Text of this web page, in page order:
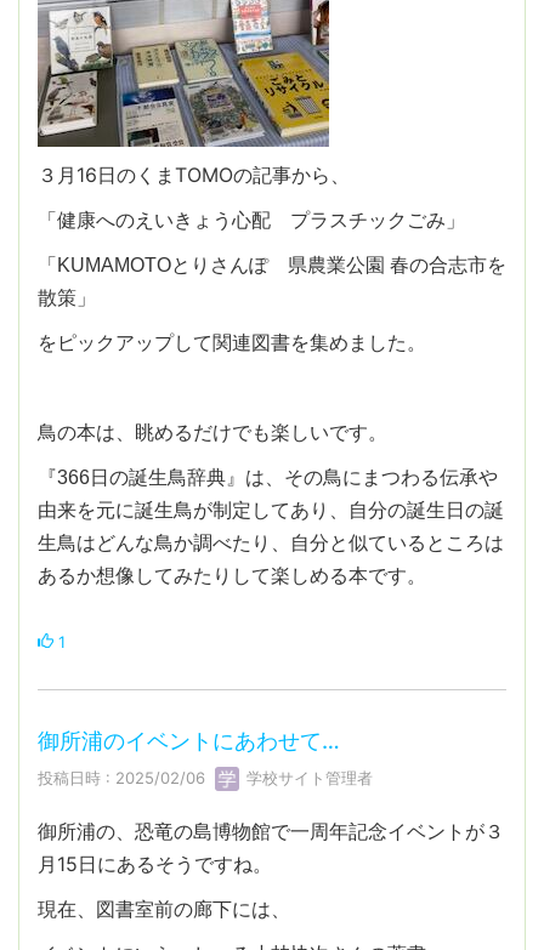
３月16日のくまTOMOの記事から、
「健康へのえいきょう心配 プラスチックごみ」
「KUMAMOTOとりさんぽ 県農業公園 春の合志市を
散策」
をピックアップして関連図書を集めました。
鳥の本は、眺めるだけでも楽しいです。
『366日の誕生鳥辞典』は、その鳥にまつわる伝承や
由来を元に誕生鳥が制定してあり、自分の誕生日の誕
生鳥はどんな鳥か調べたり、自分と似ているところは
あるか想像してみたりして楽しめる本です。
1
御所浦のイベントにあわせて…
投稿日時 : 2025/02/06 学校サイト管理者
御所浦の、恐竜の島博物館で一周年記念イベントが３
月15日にあるそうですね。
現在、図書室前の廊下には、